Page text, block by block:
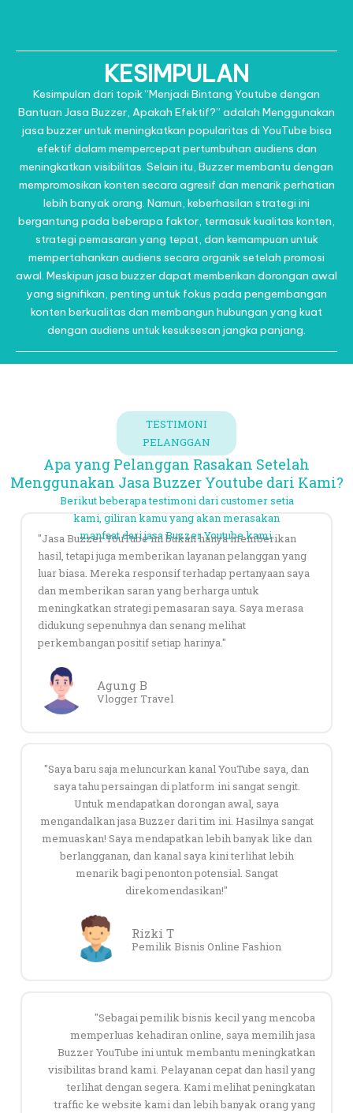
KESIMPULAN
Kesimpulan dari topik “Menjadi Bintang Youtube dengan
Bantuan Jasa Buzzer, Apakah Efektif?” adalah Menggunakan
jasa buzzeruntuk meningkatkan popularitas di YouTube bisa
efektif dalam mempercepat pertumbuhan audiens dan
meningkatkan visibilitas. Selain itu, Buzzer membantu dengan
mempromosikan konten secara agresif dan menarik perhatian
lebih banyak orang. Namun, keberhasilan strategi ini
bergantung pada beberapa faktor, termasuk kualitas konten,
strategi pemasaran yang tepat, dan kemampuan untuk
mempertahankan audiens secara organik setelah promosi
awal. Meskipun jasa buzzer dapat memberikan dorongan awal
yang signifikan, penting untuk fokus pada pengembangan
konten berkualitas dan membangun hubungan yang kuat
dengan audiens untuk kesuksesan jangka panjang.
TESTIMONI
PELANGGAN
Apa yang Pelanggan Rasakan Setelah
Menggunakan Jasa Buzzer Youtube dari Kami?
Berikut beberapa testimoni dari customer setia
kami, giliran kamu yang akan merasakan
manfaat dari jasa Buzzer Youtube kami.
"Jasa Buzzer YouTube ini bukan hanya memberikan
hasil, tetapi juga memberikan layanan pelanggan yang
luar biasa. Mereka responsif terhadap pertanyaan saya
dan memberikan saran yang berharga untuk
meningkatkan strategi pemasaran saya. Saya merasa
didukung sepenuhnya dan senang melihat
perkembangan positif setiap harinya."
Agung B
Vlogger Travel
"Saya baru saja meluncurkan kanal YouTube saya, dan
saya tahu persaingan di platform ini sangat sengit.
Untuk mendapatkan dorongan awal, saya
mengandalkan jasa Buzzer dari tim ini. Hasilnya sangat
memuaskan! Saya mendapatkan lebih banyak like dan
berlangganan, dan kanal saya kini terlihat lebih
menarik bagi penonton potensial. Sangat
direkomendasikan!"
Rizki T
Pemilik Bisnis Online Fashion
"Sebagai pemilik bisnis kecil yang mencoba
memperluas kehadiran online, saya memilih jasa
Buzzer YouTube ini untuk membantu meningkatkan
visibilitas brand kami. Pelayanan cepat dan hasil yang
terlihat dengan segera. Kami melihat peningkatan
traffic ke website kami dan lebih banyak orang yang